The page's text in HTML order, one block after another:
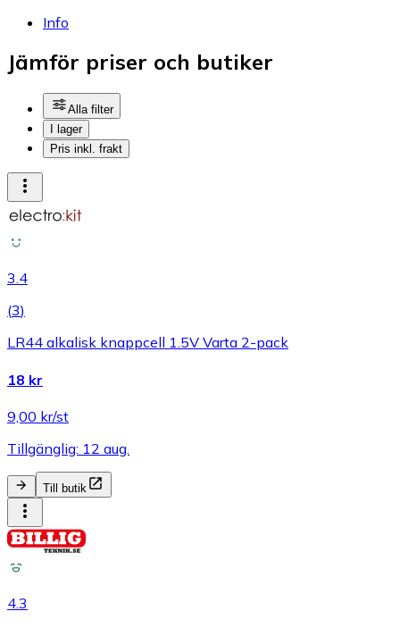
Info
Jämför priser och butiker
Alla filter
I lager
Pris inkl. frakt
3.4
(3)
LR44 alkalisk knappcell 1.5V Varta 2-pack
18 kr
9,00 kr/st
Tillgänglig: 12 aug.
Till butik
4.3